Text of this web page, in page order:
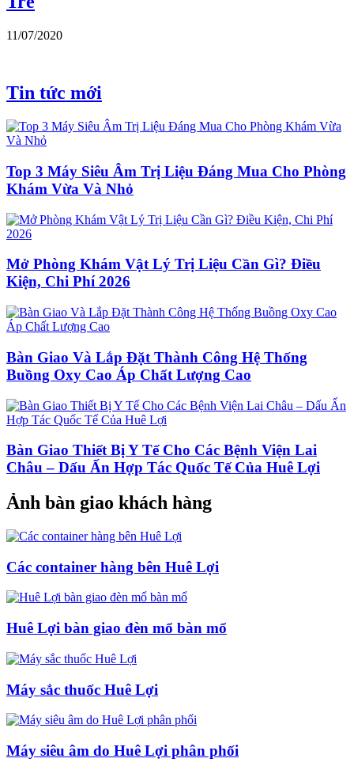
11/07/2020
Tin tức mới
Top 3 Máy Siêu Âm Trị Liệu Đáng Mua Cho Phòng
Khám Vừa Và Nhỏ
Mở Phòng Khám Vật Lý Trị Liệu Cần Gì? Điều
Kiện, Chi Phí 2026
Bàn Giao Và Lắp Đặt Thành Công Hệ Thống
Buồng Oxy Cao Áp Chất Lượng Cao
Bàn Giao Thiết Bị Y Tế Cho Các Bệnh Viện Lai
Châu – Dấu Ấn Hợp Tác Quốc Tế Của Huê Lợi
Ảnh bàn giao khách hàng
Các container hàng bên Huê Lợi
Huê Lợi bàn giao đèn mổ bàn mổ
Máy sắc thuốc Huê Lợi
Máy siêu âm do Huê Lợi phân phối